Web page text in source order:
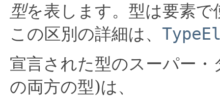
型を表します。型は要素で
この区別の詳細は、
宣言された型のスーパー
の両方の型)は、